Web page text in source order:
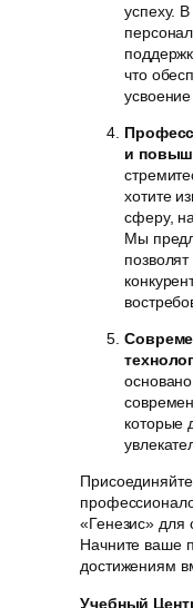
успеху.
что
и
хотите
сферу,
Мы
которые
«Генезис» для
Начните ваше
достижениям
Учебный